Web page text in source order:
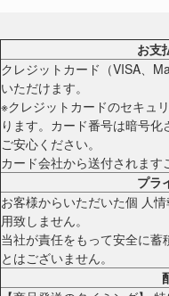
お支
クレジットカード（VISA、
いただけます。
※クレジットカードのセキュ
ります。カード番号は暗号
ご安心ください。
カード会社から送付されます
プラ
お客様からいただいた個 人
用致しません。
当社が責任をもって安全に蓄
とはございません。